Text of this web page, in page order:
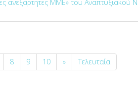
ανεξάρτητες ΜΜΕ» του Αναπτυξιακού
8 9 10 » Τελευταία